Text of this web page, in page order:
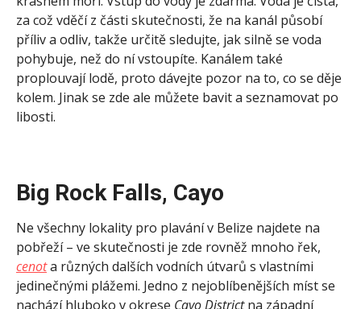
za což vděčí z části skutečnosti, že na kanál působí
příliv a odliv, takže určitě sledujte, jak silně se voda
pohybuje, než do ní vstoupíte. Kanálem také
proplouvají lodě, proto dávejte pozor na to, co se děje
kolem. Jinak se zde ale můžete bavit a seznamovat po
libosti.
Big Rock Falls, Cayo
Ne všechny lokality pro plavání v Belize najdete na
pobřeží – ve skutečnosti je zde rovněž mnoho řek,
cenota různých dalších vodních útvarů s vlastními
jedinečnými plážemi. Jedno z nejoblíbenějších míst se
nachází hluboko v okrese Cayo Districtna západní